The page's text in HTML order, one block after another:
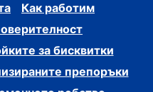
Как работим
за бисквитки
препоръки